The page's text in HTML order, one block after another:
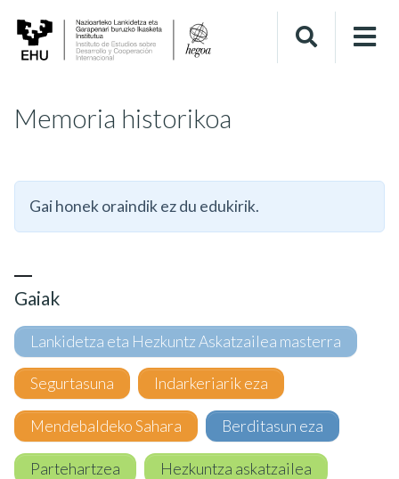
Memoria historikoa
Gai honek oraindik ez du edukirik.
Gaiak
Lankidetza eta Hezkuntz Askatzailea masterra
Segurtasuna Indarkeriarik eza
Mendebaldeko Sahara Berditasun eza
Partehartzea Hezkuntza askatzailea